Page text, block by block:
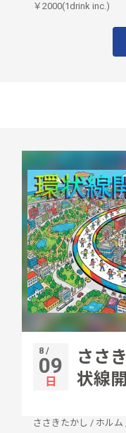
￥2000(1drink inc.)
8 /
09
日
ささ
状線
ささきたかし / ホルム